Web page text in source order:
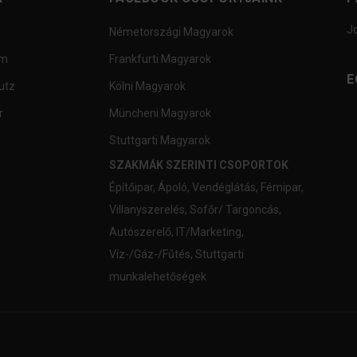
Németországi Magyarok
Frankfurti Magyarok
Kölni Magyarok
Müncheni Magyarok
Stuttgarti Magyarok
SZAKMÁK SZERINTI CSOPORTOK
Építőipar, Ápoló, Vendéglátás, Fémipar,
Villanyszerelés, Sofőr/ Targoncás,
Autószerelő, IT/Marketing,
Víz-/Gáz-/Fűtés, Stuttgarti
munkalehetőségek